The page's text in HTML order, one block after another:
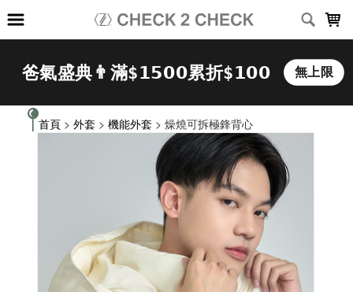
首頁 > 外套 > 機能外套 > 燥燒可拆極鋒背心